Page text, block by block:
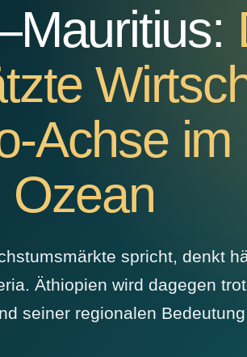
Achse im
Ozean
spricht, denkt
Äthiopien wird dagegen
seiner regionalen